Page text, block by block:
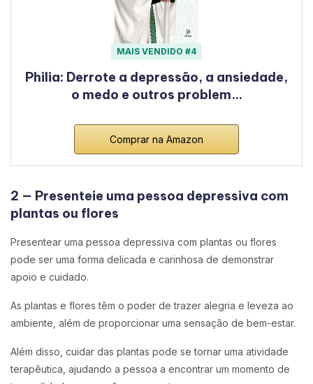
MAIS VENDIDO #4
Philia: Derrote a depressão, a ansiedade,
o medo e outros problem…
Comprar na Amazon
2 — Presenteie uma pessoa depressiva com
plantas ou flores
Presentear uma pessoa depressiva com plantas ou flores
pode ser uma forma delicada e carinhosa de demonstrar
apoio e cuidado.
As plantas e flores têm o poder de trazer alegria e leveza ao
ambiente, além de proporcionar uma sensação de bem-estar.
Além disso, cuidar das plantas pode se tornar uma atividade
terapêutica, ajudando a pessoa a encontrar um momento de